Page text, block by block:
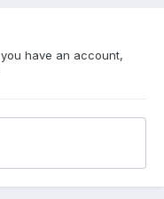
have an account,